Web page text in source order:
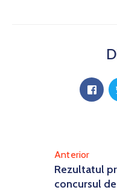
Anterior
Rezultatul
concursul